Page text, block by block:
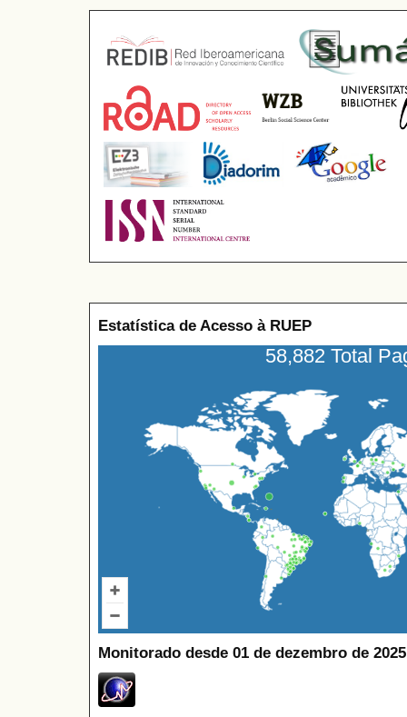
Estatística de Acesso à RUEP
58,882 Total
Monitorado desde 01 de dezembro de